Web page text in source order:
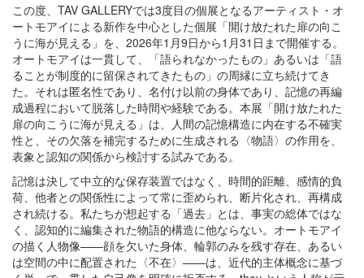
この度、TAV GALLERYでは3度目の個展となるアーティスト・オ
ートモアイによる新作を中心とした個展「開け放たれた扉の向こ
うに海が見える」を、2026年1月9日から1月31日まで開催する。
オートモアイは一貫して、「語られなかったもの」あるいは「語
ることが制度的に留保されてきたもの」の周縁に立ち続けてき
た。それは匿名性であり、名付け以前の身体であり、記憶の再編
成過程において脱落した時間や経験である。本展「開け放たれた
扉の向こうに海が見える」は、人間の記憶構造に内在する不確実
性と、その欠落を補完するために生成される〈物語〉の作用を、
表象と認知の関係から検討する試みである。
記憶は決して中立的な保存装置ではなく、時間的距離、感情的負
荷、他者との関係性によって常に歪められ、断片化され、再構成
され続ける。私たちが想起する「過去」とは、事実の総体ではな
く、認知的に編集された物語的構造に他ならない。オートモアイ
の描く人物像——顔を欠いた身体、輪郭のみを残す存在、あるい
は空間の中に配置された〈不在〉——は、近代的主体概念に基づ